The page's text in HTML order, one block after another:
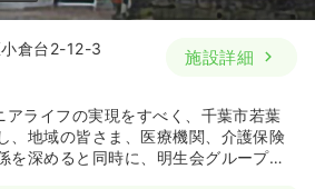
倉台2-12-3
施設詳細
アライフの実現をすべく、千葉市若葉
、地域の皆さま、医療機関、介護保険
を深めると同時に、明生会グループで